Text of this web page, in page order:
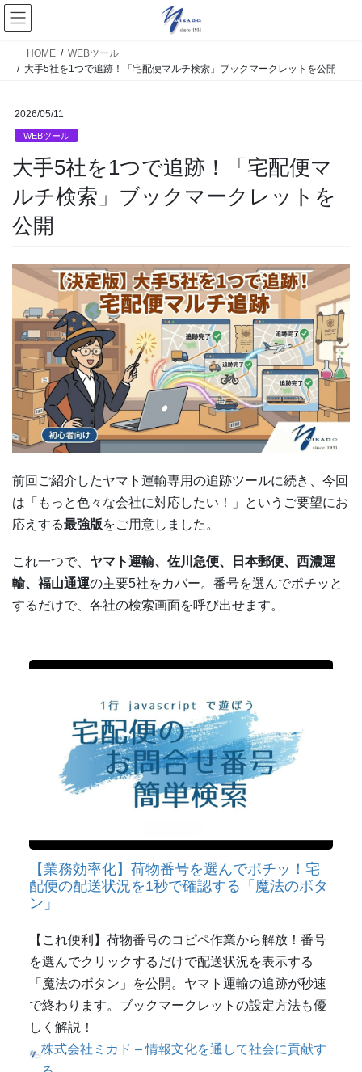
HOME
WEBツール
大手5社を1つで追跡！「宅配便マルチ検索」ブックマークレットを公開
2026/05/11
WEBツール
大手5社を1つで追跡！「宅配便マ
ルチ検索」ブックマークレットを
公開
前回ご紹介したヤマト運輸専用の追跡ツールに続き、今回
は「もっと色々な会社に対応したい！」というご要望にお
応えする最強版をご用意しました。
これ一つで、 ヤマト運輸、佐川急便、日本郵便、西濃運
輸、福山通運の主要5社をカバー。番号を選んでポチッと
するだけで、各社の検索画面を呼び出せます。
【業務効率化】荷物番号を選んでポチッ！宅
配便の配送状況を1秒で確認する「魔法のボタ
ン」
【これ便利】荷物番号のコピペ作業から解放！番号
を選んでクリックするだけで配送状況を表示する
「魔法のボタン」を公開。ヤマト運輸の追跡が秒速
で終わります。ブックマークレットの設定方法も優
しく解説！
株式会社ミカド – 情報文化を通して社会に貢献す